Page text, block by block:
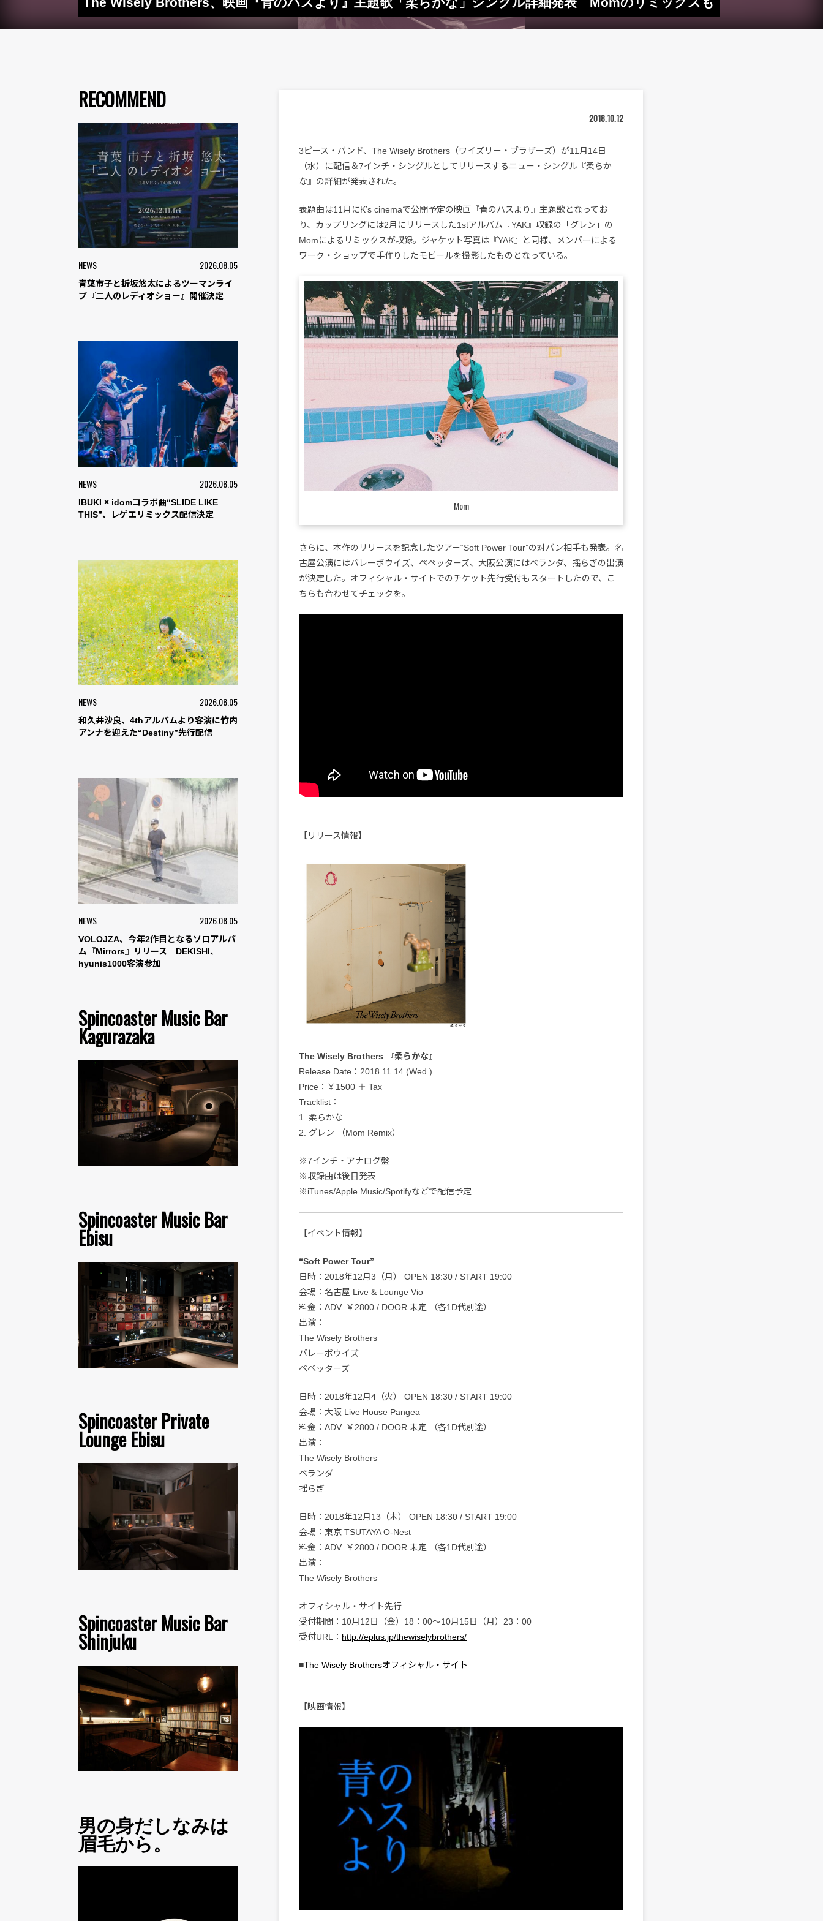
RECOMMEND
NEWS 2026.08.05
青葉市子と折坂悠太によるツーマンライ
ブ『二人のレディオショー』開催決定
NEWS 2026.08.05
IBUKI × idomコラボ曲“SLIDE LIKE
THIS”、レゲエリミックス配信決定
NEWS 2026.08.05
和久井沙良、4thアルバムより客演に竹内
アンナを迎えた“Destiny”先行配信
NEWS 2026.08.05
VOLOJZA、今年2作目となるソロアルバ
ム『Mirrors』リリース DEKISHI、
hyunis1000客演参加
Spincoaster Music Bar
Kagurazaka
Spincoaster Music Bar
Ebisu
Spincoaster Private
Lounge Ebisu
Spincoaster Music Bar
Shinjuku
男の身だしなみは
眉毛から。
2018.10.12
3ピース・バンド、The Wisely Brothers（ワイズリー・ブラザーズ）が11月14日
（水）に配信＆7インチ・シングルとしてリリースするニュー・シングル『柔らか
な』の詳細が発表された。
表題曲は11月にK’s cinemaで公開予定の映画『青のハスより』主題歌となってお
り、カップリングには2月にリリースした1stアルバム『YAK』収録の「グレン」の
Momによるリミックスが収録。ジャケット写真は『YAK』と同様、メンバーによる
ワーク・ショップで手作りしたモビールを撮影したものとなっている。
Mom
さらに、本作のリリースを記念したツアー“Soft Power Tour”の対バン相手も発表。名
古屋公演にはバレーボウイズ、ペペッターズ、大阪公演にはベランダ、揺らぎの出演
が決定した。オフィシャル・サイトでのチケット先行受付もスタートしたので、こ
ちらも合わせてチェックを。
【リリース情報】
The Wisely Brothers 『柔らかな』
Release Date：2018.11.14 (Wed.)
Price：￥1500 ＋ Tax
Tracklist：
1. 柔らかな
2. グレン （Mom Remix）
※7インチ・アナログ盤
※収録曲は後日発表
※iTunes/Apple Music/Spotifyなどで配信予定
【イベント情報】
“Soft Power Tour”
日時：2018年12月3（月） OPEN 18:30 / START 19:00
会場：名古屋 Live & Lounge Vio
料金：ADV. ￥2800 / DOOR 未定 （各1D代別途）
出演：
The Wisely Brothers
バレーボウイズ
ペペッターズ
日時：2018年12月4（火） OPEN 18:30 / START 19:00
会場：大阪 Live House Pangea
料金：ADV. ￥2800 / DOOR 未定 （各1D代別途）
出演：
The Wisely Brothers
ベランダ
揺らぎ
日時：2018年12月13（木） OPEN 18:30 / START 19:00
会場：東京 TSUTAYA O-Nest
料金：ADV. ￥2800 / DOOR 未定 （各1D代別途）
出演：
The Wisely Brothers
オフィシャル・サイト先行
受付期間：10月12日（金）18：00～10月15日（月）23：00
受付URL： http://eplus.jp/thewiselybrothers/
■The Wisely Brothersオフィシャル・サイト
【映画情報】